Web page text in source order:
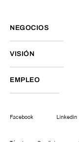
NEGOCIOS
VISIÓN
EMPLEO
Facebook Linkedin